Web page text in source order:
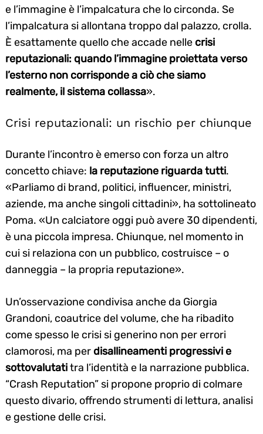
e l’immagine è l’impalcatura che lo circonda. Se
l’impalcatura si allontana troppo dal palazzo, crolla.
È esattamente quello che accade nelle crisi
reputazionali: quando l’immagine proiettata verso
l’esterno non corrisponde a ciò che siamo
realmente, il sistema collassa».
Crisi reputazionali: un rischio per chiunque
Durante l’incontro è emerso con forza un altro
concetto chiave: la reputazione riguarda tutti.
«Parliamo di brand, politici, influencer, ministri,
aziende, ma anche singoli cittadini», ha sottolineato
Poma. «Un calciatore oggi può avere 30 dipendenti,
è una piccola impresa. Chiunque, nel momento in
cui si relaziona con un pubblico, costruisce – o
danneggia – la propria reputazione».
Un’osservazione condivisa anche da Giorgia
Grandoni, coautrice del volume, che ha ribadito
come spesso le crisi si generino non per errori
clamorosi, ma per disallineamenti progressivi e
sottovalutatitra l’identità e la narrazione pubblica.
“Crash Reputation” si propone proprio di colmare
questo divario, offrendo strumenti di lettura, analisi
e gestione delle crisi.